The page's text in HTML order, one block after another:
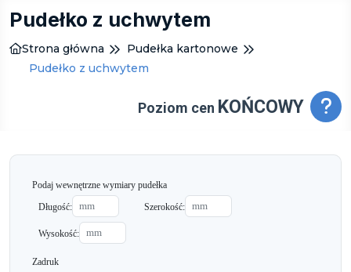
Pudełko z uchwytem
Strona główna
Pudełka kartonowe
Pudełko z uchwytem
Poziom cen KOŃCOWY
Podaj wewnętrzne wymiary pudełka
Długość:
Szerokość:
Wysokość:
Zadruk